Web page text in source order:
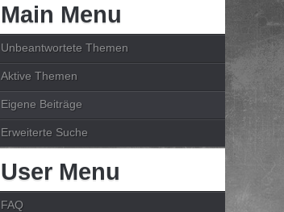
Main Menu
Unbeantwortete Themen
Aktive Themen
Eigene Beiträge
Erweiterte Suche
User Menu
FAQ